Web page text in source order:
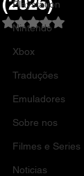
Playstation
Nintendo
Xbox
Traduções
Emuladores
Sobre nos
Filmes e Series
Noticias
Avaliado